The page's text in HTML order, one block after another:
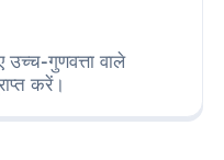
उच्च-गुणवत्ता वाले
करें।